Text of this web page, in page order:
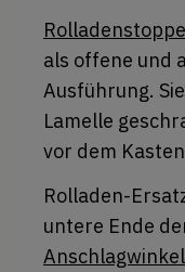
als offene und
Ausführung.
Lamelle
vor dem
Rolladen-
untere Ende
Anschlagwinkel